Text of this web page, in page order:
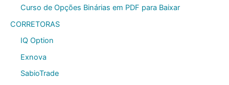
Curso de Opções Binárias em PDF para Baixar
CORRETORAS
IQ Option
Exnova
SabioTrade